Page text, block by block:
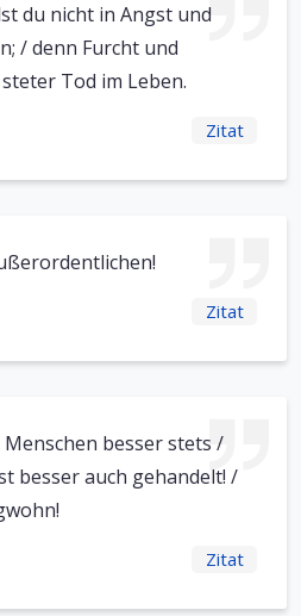
du nicht in Angst und
/ denn Furcht und
Tod im Leben.
Zitat
Zitat
besser stets /
besser auch gehandelt! /
Zitat